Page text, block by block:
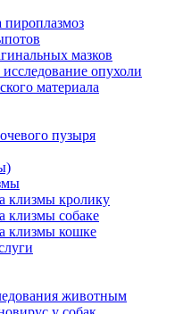
пироплазмоз
мазков
исследование опухоли
материала
пузыря
клизмы кролику
клизмы собаке
клизмы кошке
животным